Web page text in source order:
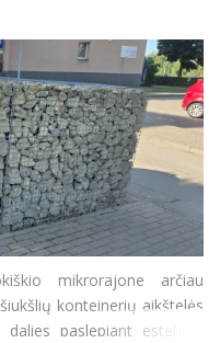
mikrorajone arčiau
konteinerių aikštelės
paslepiant estetinio